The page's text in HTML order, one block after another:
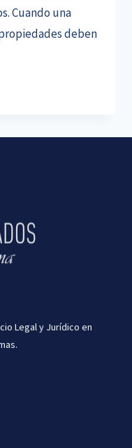
Cuando una
deben
Legal y Jurídico en